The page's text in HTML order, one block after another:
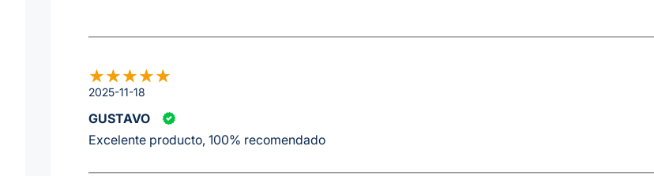
2025-11-18
GUSTAVO
Excelente producto, 100% recomendado